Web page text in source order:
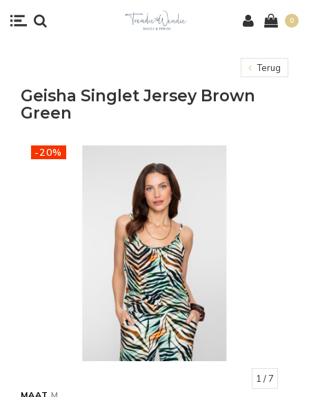
0
Terug
Geisha Singlet Jersey Brown
Green
-20%
1 / 7
MAAT M